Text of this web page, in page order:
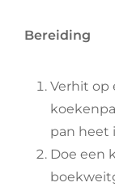
Bereiding
Verhit op
pan heet
Doe een